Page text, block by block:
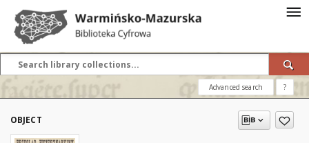
Advanced search ?
OBJECT